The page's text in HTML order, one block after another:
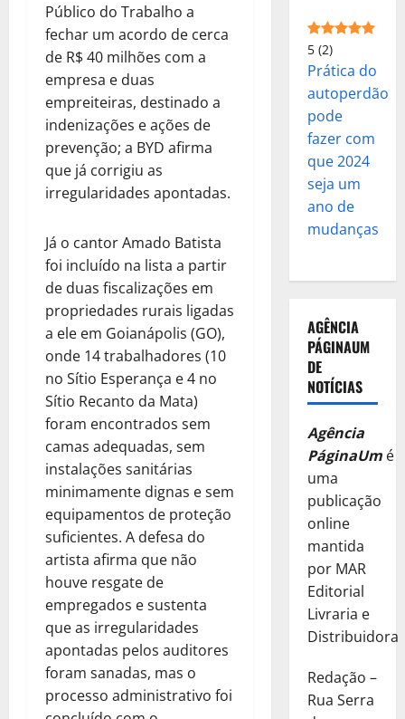
Público do Trabalho a
fechar um acordo de cerca
de R$ 40 milhões com a
empresa e duas
empreiteiras, destinado a
indenizações e ações de
prevenção; a BYD afirma
que já corrigiu as
irregularidades apontadas.
Já o cantor Amado Batista
foi incluído na lista a partir
de duas fiscalizações em
propriedades rurais ligadas
a ele em Goianápolis (GO),
onde 14 trabalhadores (10
no Sítio Esperança e 4 no
Sítio Recanto da Mata)
foram encontrados sem
camas adequadas, sem
instalações sanitárias
minimamente dignas e sem
equipamentos de proteção
suficientes. A defesa do
artista afirma que não
houve resgate de
empregados e sustenta
que as irregularidades
apontadas pelos auditores
foram sanadas, mas o
processo administrativo foi
5 (2)
Prática do
autoperdão
pode
fazer com
que 2024
seja um
ano de
mudanças
AGÊNCIA
PÁGINAUM
DE
NOTÍCIAS
Agência
PáginaUmé
uma
publicação
online
mantida
por MAR
Editorial
Livraria e
Distribuidora
Redação –
Rua Serra